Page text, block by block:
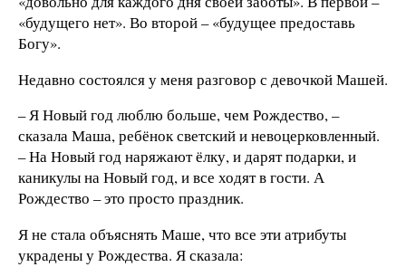
«будущего нет». Во второй – «будущее предоставь
Богу».
Недавно состоялся у меня разговор с девочкой Машей.
– Я Новый год люблю больше, чем Рождество, –
сказала Маша, ребёнок светский и невоцерковленный.
– На Новый год наряжают ёлку, и дарят подарки, и
каникулы на Новый год, и все ходят в гости. А
Рождество – это просто праздник.
Я не стала объяснять Маше, что все эти атрибуты
украдены у Рождества. Я сказала: